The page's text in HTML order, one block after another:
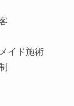
イド施術